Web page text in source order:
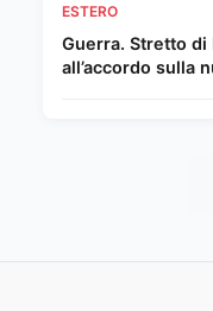
ESTERO
Guerra. Stretto di
all’accordo sulla